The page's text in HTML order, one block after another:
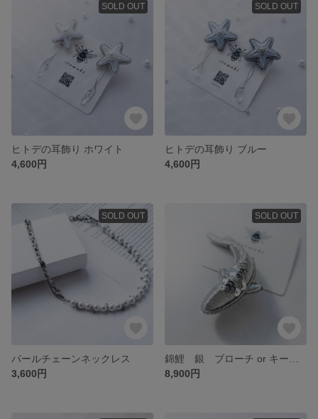
SOLD OUT
ヒトデの耳飾り ホワイト
4,600円
SOLD OUT
ヒトデの耳飾り ブルー
4,600円
SOLD OUT
パールチェーンネックレス
3,600円
SOLD OUT
8,900円